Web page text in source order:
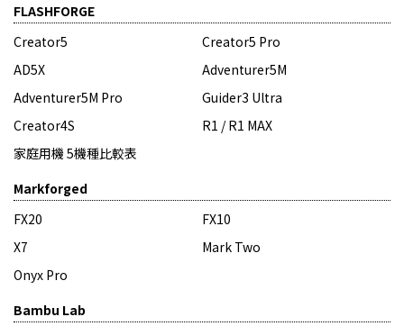
FLASHFORGE
Creator5
Creator5 Pro
AD5X
Adventurer5M
Adventurer5M Pro
Guider3 Ultra
Creator4S
R1 / R1 MAX
家庭用機 5機種比較表
Markforged
FX20
FX10
X7
Mark Two
Onyx Pro
Bambu Lab